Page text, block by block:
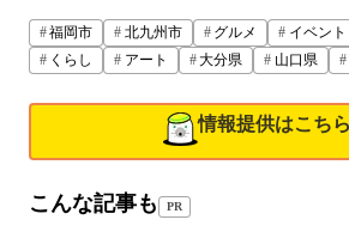
福岡市 北九州市 グルメ イベント
くらし
アート 大分県 山口県
情報提供はこちら
こんな記事も PR